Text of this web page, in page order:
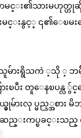
၏သားမဟုတ္ဟုဆို
ားမင္းနွင့္ ၎၏ေ
သူမ်ားရွိသကဲ ့သို
ၿပီး တူေနၿပန္
မွုမ်ားလု ပ္မည့္အစ
ည္းကပ္ၿခင္းသည္